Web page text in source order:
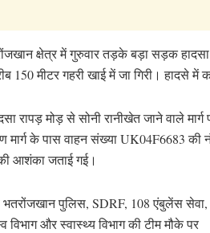
क्षेत्र में गुरुवार तड़के बड़ा सड़क
150 मीटर गहरी खाई में जा गिरी। हादसे में
रापड़ मोड़ से सोनी रानीखेत जाने वाले
मार्ग के पास वाहन संख्या UK04F6683
आशंका जताई गई।
भतरोंजखान पुलिस, SDRF, 108 एंबुलेंस सेवा,
और स्वास्थ्य विभाग की टीम मौके पर